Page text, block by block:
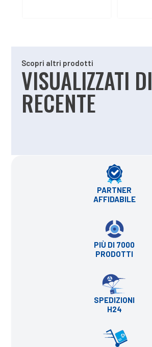
Scopri altri prodotti
VISUALIZZATI DI
RECENTE
PARTNER
AFFIDABILE
PIÙ DI 7000
PRODOTTI
SPEDIZIONI
H24